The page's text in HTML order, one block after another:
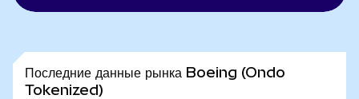
Последние данные рынка Boeing (Ondo
Tokenized)